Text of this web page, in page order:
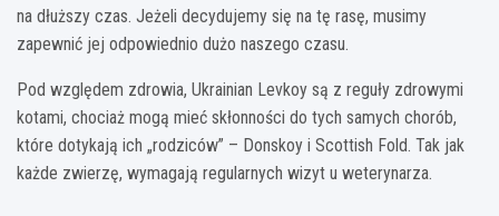
na dłuższy czas. Jeżeli decydujemy się na tę rasę, musimy
zapewnić jej odpowiednio dużo naszego czasu.
Pod względem zdrowia, Ukrainian Levkoy są z reguły zdrowymi
kotami, chociaż mogą mieć skłonności do tych samych chorób,
które dotykają ich „rodziców” – Donskoy i Scottish Fold. Tak jak
każde zwierzę, wymagają regularnych wizyt u weterynarza.